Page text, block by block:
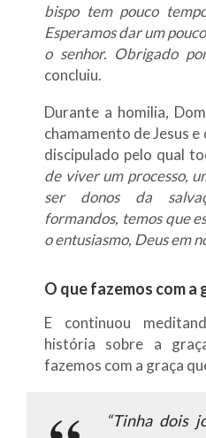
bispo tem pouco
Esperamos dar um
o senhor. Obrigado
concluiu.
Durante a homilia,
chamamento de Jesus
discipulado pelo qual
de viver um processo,
ser donos da
formandos, temos que
o entusiasmo, Deus em
O que fazemos com a
E continuou
história sobre a
fazemos com a graça
“Tinha dois